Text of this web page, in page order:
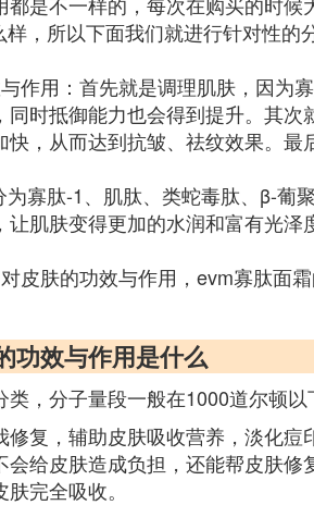
，所以下面我们就进行针对性的
作用：首先就是调理肌肤，因为
同时抵御能力也会得到提升。其
快，从而达到抗皱、祛纹效果。最
寡肽-1、肌肽、类蛇毒肽、β-葡
肌肤变得更加的水润和富有光泽
皮肤的功效与作用，evm寡肽面
功效与作用是什么
，分子量段一般在1000道尔顿以
修复，辅助皮肤吸收营养，淡化
会给皮肤造成负担，还能帮皮肤
完全吸收。